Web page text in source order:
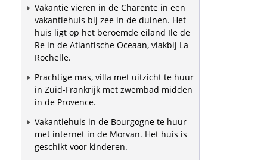
Vakantie vieren in de Charente in een
vakantiehuis bij zee in de duinen. Het
huis ligt op het beroemde eiland Ile de
Re in de Atlantische Oceaan, vlakbij La
Rochelle.
Prachtige mas, villa met uitzicht te huur
in Zuid-Frankrijk met zwembad midden
in de Provence.
Vakantiehuis in de Bourgogne te huur
met internet in de Morvan. Het huis is
geschikt voor kinderen.